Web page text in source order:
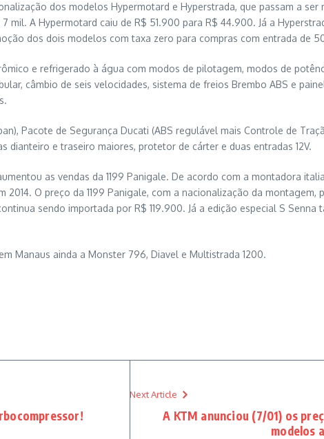
dos modelos Hypermotard e Hyperstrada, que passam a
mil. A Hypermotard caiu de R$ 51.900 para R$ 44.900. Já a
dos dois modelos com taxa zero para compras com entrada de
e refrigerado à água com modos de pilotagem, modos de
câmbio de seis velocidades, sistema de freios Brembo ABS e
Pacote de Segurança Ducati (ABS regulável mais Controle de
e traseiro maiores, protetor de cárter e duas entradas 12V.
as vendas da 1199 Panigale. De acordo com a montadora
O preço da 1199 Panigale, com a nacionalização da
sendo importada por R$ 119.900. Já a edição especial S
Manaus ainda a Monster 796, Diavel e Multistrada 1200.
Next Article
A KTM anunciou (7/01) os
modelos